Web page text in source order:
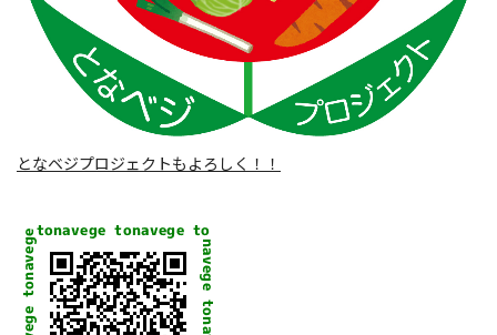
となベジプロジェクトもよろしく！！